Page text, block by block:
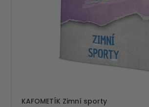
KAFOMETÍK Zimní sporty